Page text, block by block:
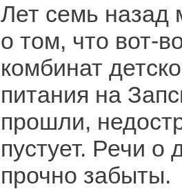
Лет семь назад
о том, что вот-
комбинат
питания на
прошли,
пустует. Речи о
прочно забыты.